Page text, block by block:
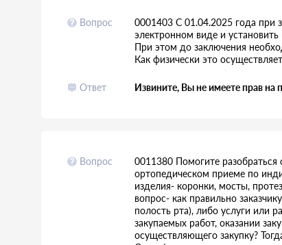
Вопрос
0001403 С 01.04.2025 года при
электронном виде и
При этом до заключения
Как физически это
Ответ Извините, Вы не имеете прав на
Вопрос
0011380 Помогите разобраться
ортопедическом приеме по
изделия- коронки, мосты,
вопрос- как правильно
полость рта), либо услуги или
закупаемых работ, оказании
осуществляющего закупку?